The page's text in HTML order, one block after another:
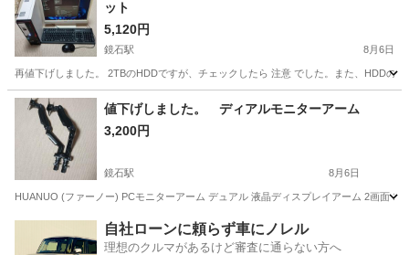
ット
5,120円
鏡石駅 8月6日
再値下げしました。 2TBのHDDですが、チェックしたら 注意 でした。また、HDD
福島 岩瀬郡 鏡石駅 デスクトップパソコン モニター
値下げしました。 ディアルモニターアーム
3,200円
鏡石駅 8月6日
HUANUO (ファーノー) PCモニターアーム デュアル 液晶ディスプレイアーム 2画面
鏡石駅 周辺機器 グロメット
自社ローンに頼らず車にノレル
理想のクルマがあるけど審査に通らない方へ